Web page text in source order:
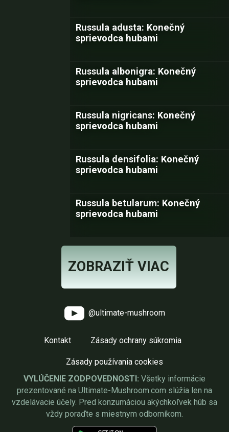
Russula adusta: Konečný
sprievodca hubami
Russula albonigra: Konečný
sprievodca hubami
Russula nigricans: Konečný
sprievodca hubami
Russula densifolia: Konečný
sprievodca hubami
Russula betularum: Konečný
sprievodca hubami
ZOBRAZIŤ VIAC
@ultimate-mushroom
Kontakt Zásady ochrany súkromia
Zásady používania cookies
VYLÚČENIE ZODPOVEDNOSTI: Všetky informácie
prezentované na Ultimate-Mushroom.com slúžia len na
vzdelávacie účely. Pred konzumáciou akýchkoľvek húb sa
vždy poraďte s miestnym odborníkom.